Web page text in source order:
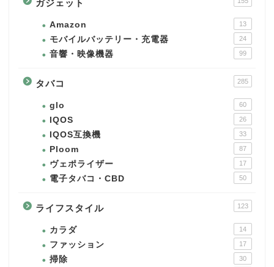
ガジェット
Amazon 13
モバイルバッテリー・充電器 24
音響・映像機器 99
タバコ 285
glo 60
IQOS 26
IQOS互換機 33
Ploom 87
ヴェポライザー 17
電子タバコ・CBD 50
ライフスタイル 123
カラダ 14
ファッション 17
掃除 30